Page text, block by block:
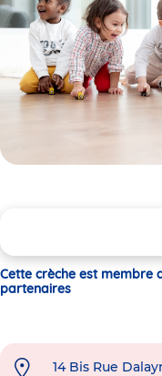
Cette crèche est membre
partenaires
14 Bis Rue